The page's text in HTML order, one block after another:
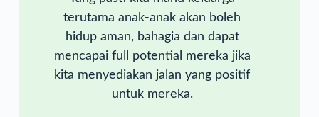
terutama anak-anak akan boleh
hidup aman, bahagia dan dapat
mencapai full potential mereka jika
kita menyediakan jalan yang positif
untuk mereka.